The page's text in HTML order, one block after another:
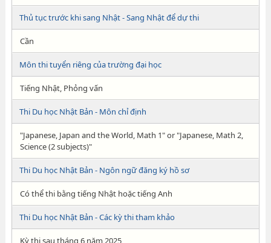
Thủ tục trước khi sang Nhật - Sang Nhật để dự thi
Cần
Môn thi tuyển riêng của trường đại học
Tiếng Nhật, Phỏng vấn
Thi Du học Nhật Bản - Môn chỉ định
"Japanese, Japan and the World, Math 1" or "Japanese, Math 2,
Science (2 subjects)"
Thi Du học Nhật Bản - Ngôn ngữ đăng ký hồ sơ
Có thể thi bằng tiếng Nhật hoặc tiếng Anh
Thi Du học Nhật Bản - Các kỳ thi tham khảo
Kỳ thi sau tháng 6 năm 2025